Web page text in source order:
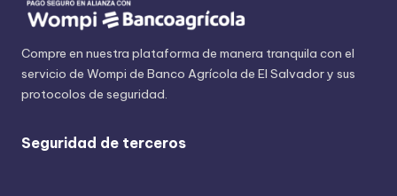
Compre en nuestra plataforma de manera tranquila con el
servicio de Wompi de Banco Agrícola de El Salvador y sus
protocolos de seguridad.
Seguridad de terceros